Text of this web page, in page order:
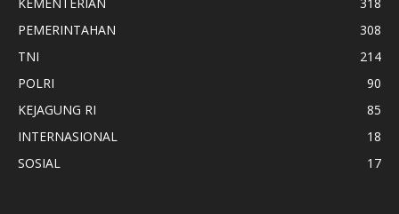
PEMERINTAHAN
308
TNI
214
POLRI
90
KEJAGUNG RI
85
INTERNASIONAL
18
SOSIAL
17